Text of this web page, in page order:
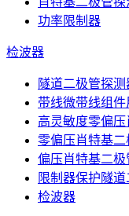
功率限制器
检波器
隧道二极管探测
带线微带线组
高灵敏度零偏
零偏压肖特基
偏压肖特基二极
限制器保护隧
检波器